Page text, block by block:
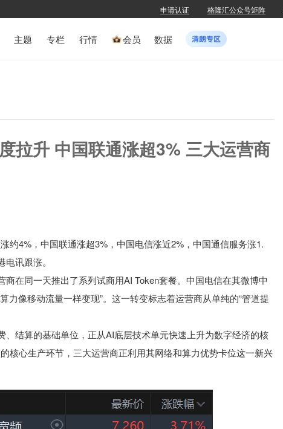
申请认证 格隆汇公众号矩阵
主题 专栏 行情 会员 数据
拉升 中国联通涨超3% 三大运营商
约4%，中国联通涨超3%，中国电信涨近2%，中国通信服务涨1.
讯跟涨。
在同一天推出了系列试商用AI Token套餐。中国电信在其微博中
力像移动流量一样变现”。这一转变标志着运营商从单纯的“管道提
、结算的基础单位，正从AI底层技术单元快速上升为数字经济的核
核心生产环节，三大运营商正利用其网络和算力优势卡位这一新兴